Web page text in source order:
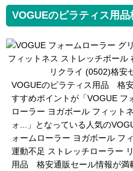
VOGUEのピラティス用
VOGUEのピラティス用品 格
すすめポイントが「VOGUE フ
ローラー ヨガボール フィット
ォ...」となっている人気の
ォームローラー ヨガボール フ
運動不足 ストレッチローラー
用品 格安通販セール情報が